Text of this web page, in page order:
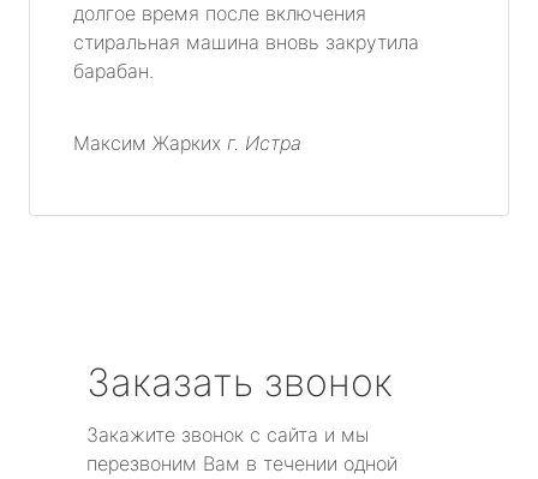
долгое время после включения
стиральная машина вновь закрутила
барабан.
Максим Жарких г. Истра
Заказать звонок
Закажите звонок с сайта и мы
перезвоним Вам в течении одной